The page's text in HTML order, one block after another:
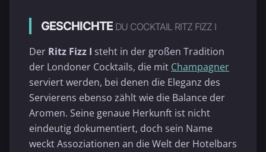
GESCHICHTE DU COCKTAIL RITZ FIZZ I
Der Ritz Fizz I steht in der großen Tradition
der Londoner Cocktails, die mit Champagner
serviert werden, bei denen die Eleganz des
Servierens ebenso zählt wie die Balance der
Aromen. Seine genaue Herkunft ist nicht
eindeutig dokumentiert, doch sein Name
weckt Assoziationen an die Welt der Hotelbars